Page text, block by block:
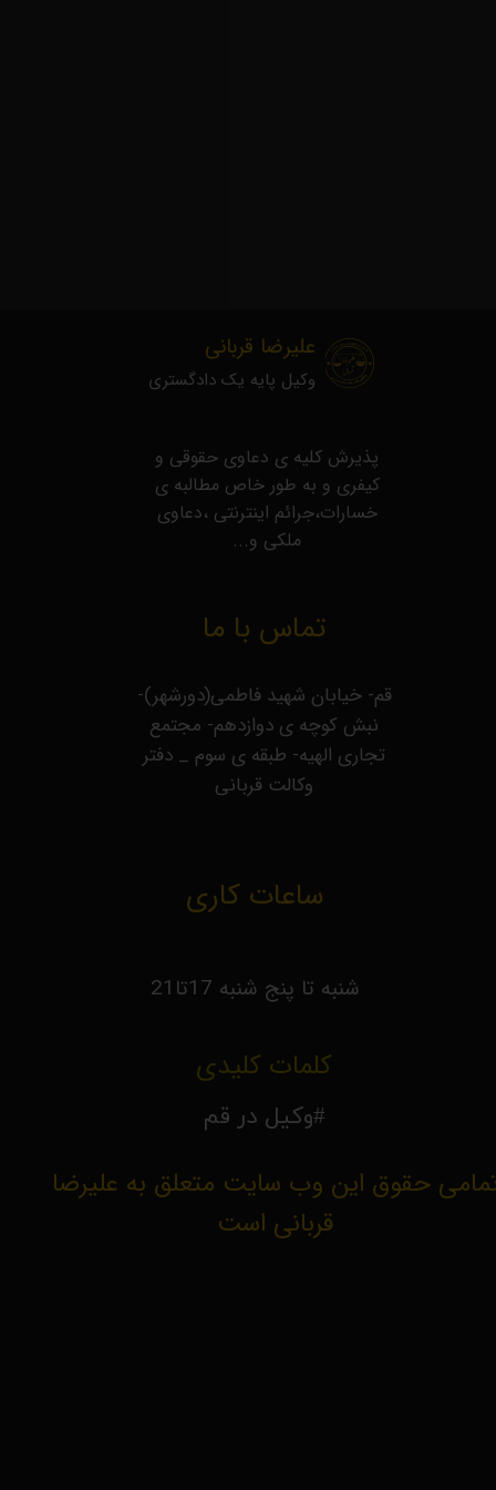
حقوق این وب سایت متعلق به علیرضا
قربانی است
قم- خیابان شهید فاطمی(دورشهر)-
نبش کوچه ی دوازدهم- مجتمع
تجاری الهیه- طبقه ی سوم _ دفتر
وکالت قربانی
تماس با ما
علیرضا قربانی
​پذیرش کلیه ی دعاوی حقوقی و
کیفری و به طور خاص مطالبه ی
خسارات،جرائم اینترنتی ،دعاوی
ملکی و...
وکیل پایه یک دادگستری
ساعات کاری
شنبه تا پنج شنبه 17تا21
کلمات کلیدی
#وکیل در قم